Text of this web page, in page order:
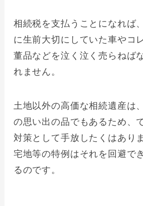
相続税を支払うことになれば
に生前大切にしていた車やコ
董品などを泣く泣く売らねば
れません。
土地以外の高価な相続遺産は
の思い出の品でもあるため、
対策として手放したくはあり
宅地等の特例はそれを回避で
るのです。